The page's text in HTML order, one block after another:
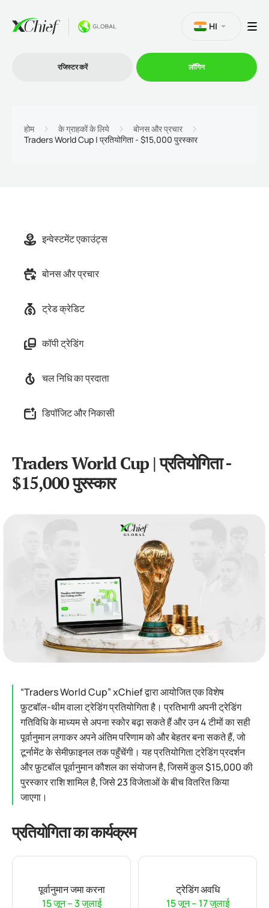
भागीदारों के लिये
HI
रजिस्टर करें लॉगिन
होम के ग्राहकों के लिये
बोनस और प्रचार
Traders World Cup | प्रतियोगिता - $15,000 पुरस्कार
इन्वेस्टमेंट एकाउंट्स
बोनस और प्रचार
ट्रेड क्रेडिट
कॉपी ट्रेडिंग
चल निधि का प्रदाता
डिपॉजिट और निकासी
Traders World Cup | प्रतियोगिता -
$15,000 पुरस्कार
“Traders World Cup” xChief द्वारा आयोजित एक विशेष
फ़ुटबॉल‑थीम वाला ट्रेडिंग प्रतियोगिता है। प्रतिभागी अपनी ट्रेडिंग
गतिविधि के माध्यम से अपना स्कोर बढ़ा सकते हैं और उन 4 टीमों का सही
पूर्वानुमान लगाकर अपने अंतिम परिणाम को और बेहतर बना सकते हैं, जो
टूर्नामेंट के सेमीफ़ाइनल तक पहुँचेंगी। यह प्रतियोगिता ट्रेडिंग प्रदर्शन
और फ़ुटबॉल पूर्वानुमान कौशल का संयोजन है, जिसमें कुल $15,000 की
पुरस्कार राशि शामिल है, जिसे 23 विजेताओं के बीच वितरित किया
जाएगा।
प्रतियोगिता का कार्यक्रम
पूर्वानुमान जमा करना
15 जून – 3 जुलाई
ट्रेडिंग अवधि
15 जून – 17 जुलाई